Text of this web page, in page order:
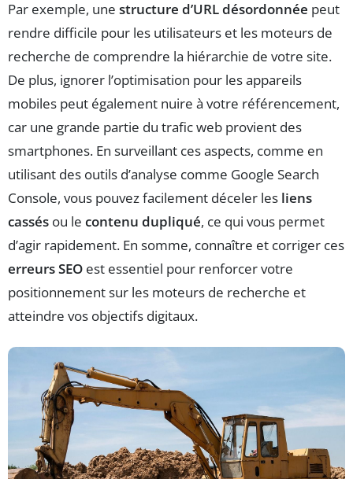
Par exemple, une structure d’URL désordonnée peut
rendre difficile pour les utilisateurs et les moteurs de
recherche de comprendre la hiérarchie de votre site.
De plus, ignorer l’optimisation pour les appareils
mobiles peut également nuire à votre référencement,
car une grande partie du trafic web provient des
smartphones. En surveillant ces aspects, comme en
utilisant des outils d’analyse comme Google Search
Console, vous pouvez facilement déceler les liens
cassés ou le contenu dupliqué, ce qui vous permet
d’agir rapidement. En somme, connaître et corriger ces
erreurs SEO est essentiel pour renforcer votre
positionnement sur les moteurs de recherche et
atteindre vos objectifs digitaux.